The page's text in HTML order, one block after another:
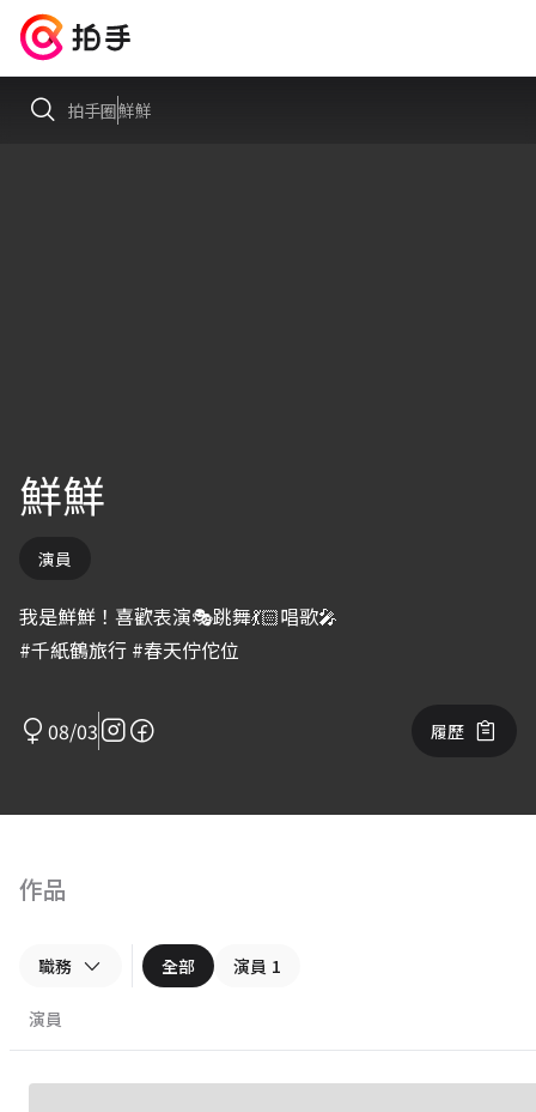
拍手圈鮮鮮
鮮鮮
演員
我是鮮鮮！喜歡表演🎭跳舞💃🏻唱歌🎤
#千紙鶴旅行 #春天佇佗位
08/03 履歷
作品
職務 全部 演員 1
演員